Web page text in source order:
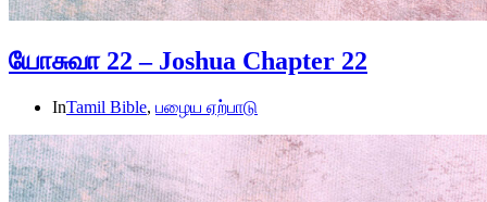
யோசுவா 22 – Joshua Chapter 22
InTamil Bible, பழைய ஏற்பாடு